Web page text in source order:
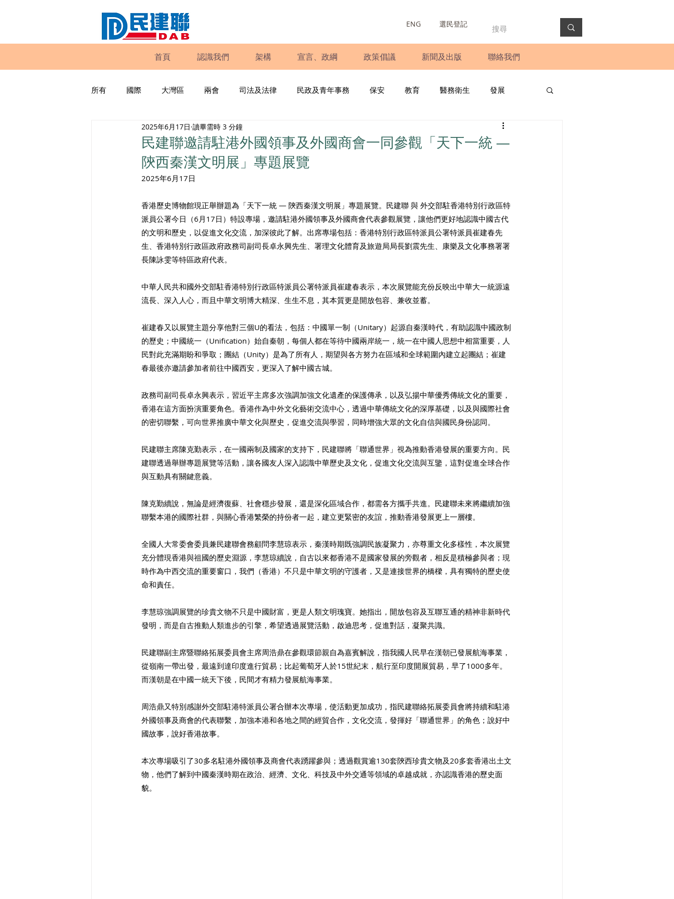
ENG 選民登記
首頁 認識我們 架構 宣言、政綱 政策倡議 新聞及出版 聯絡我們
所有 國際 大灣區 兩會 司法及法律 民政及青年事務 保安 教育 醫務衛生 發展
工商專業 家庭 圓桌會議
民建聯報告及建議書 調查 新冠肺炎
議會監察 區議會
民建聯邀請駐港外國領事及外國商會一同參觀「天下一統 —
陝西秦漢文明展」專題展覽
2025年6月17日 讀畢需時 3 分鐘
2025年6月17日
香港歷史博物館現正舉辦題為「天下一統 — 陝西秦漢文明展」專題展覽。民建聯 與 外交部駐香港特別行政區特
派員公署今日（6月17日）特設專場，邀請駐港外國領事及外國商會代表參觀展覽，讓他們更好地認識中國古代
的文明和歷史，以促進文化交流，加深彼此了解。出席專場包括：香港特別行政區特派員公署特派員崔建春先
生、香港特別行政區政府政務司副司長卓永興先生、署理文化體育及旅遊局局長劉震先生、康樂及文化事務署署
長陳詠雯等特區政府代表。
中華人民共和國外交部駐香港特別行政區特派員公署特派員崔建春表示，本次展覽能充份反映出中華大一統源遠
流長、深入人心，而且中華文明博大精深、生生不息，其本質更是開放包容、兼收並蓄。
崔建春又以展覽主題分享他對三個U的看法，包括：中國單一制（Unitary）起源自秦漢時代，有助認識中國政制
的歷史；中國統一（Unification）始自秦朝，每個人都在等待中國兩岸統一，統一在中國人思想中相當重要，人
民對此充滿期盼和爭取；團結（Unity）是為了所有人，期望與各方努力在區域和全球範圍內建立起團結；崔建
春最後亦邀請參加者前往中國西安，更深入了解中國古城。
政務司副司長卓永興表示，習近平主席多次強調加強文化遺產的保護傳承，以及弘揚中華優秀傳統文化的重要，
香港在這方面扮演重要角色。香港作為中外文化藝術交流中心，透過中華傳統文化的深厚基礎，以及與國際社會
的密切聯繫，可向世界推廣中華文化與歷史，促進交流與學習，同時增強大眾的文化自信與國民身份認同。
民建聯主席陳克勤表示，在一國兩制及國家的支持下，民建聯將「聯通世界」視為推動香港發展的重要方向。民
建聯透過舉辦專題展覽等活動，讓各國友人深入認識中華歷史及文化，促進文化交流與互鑒，這對促進全球合作
與互動具有關鍵意義。
陳克勤續說，無論是經濟復蘇、社會穩步發展，還是深化區域合作，都需各方攜手共進。民建聯未來將繼續加強
聯繫本港的國際社群，與關心香港繁榮的持份者一起，建立更緊密的友誼，推動香港發展更上一層樓。
全國人大常委會委員兼民建聯會務顧問李慧琼表示，秦漢時期既強調民族凝聚力，亦尊重文化多樣性，本次展覽
充分體現香港與祖國的歷史淵源，李慧琼續說，自古以來都香港不是國家發展的旁觀者，相反是積極參與者；現
時作為中西交流的重要窗口，我們（香港）不只是中華文明的守護者，又是連接世界的橋樑，具有獨特的歷史使
命和責任。
李慧琼強調展覽的珍貴文物不只是中國財富，更是人類文明瑰寶。她指出，開放包容及互聯互通的精神非新時代
發明，而是自古推動人類進步的引擎，希望透過展覽活動，啟迪思考，促進對話，凝聚共識。
民建聯副主席暨聯絡拓展委員會主席周浩鼎在參觀環節親自為嘉賓解說，指我國人民早在漢朝已發展航海事業，
從嶺南一帶出發，最遠到達印度進行貿易；比起葡萄牙人於15世紀末，航行至印度開展貿易，早了1000多年。
而漢朝是在中國一統天下後，民間才有精力發展航海事業。
周浩鼎又特別感謝外交部駐港特派員公署合辦本次專場，使活動更加成功，指民建聯絡拓展委員會將持續和駐港
外國領事及商會的代表聯繫，加強本港和各地之間的經貿合作，文化交流，發揮好「聯通世界」的角色；說好中
國故事，說好香港故事。
本次專場吸引了30多名駐港外國領事及商會代表踴躍參與；透過觀賞逾130套陝西珍貴文物及20多套香港出土文
物，他們了解到中國秦漢時期在政治、經濟、文化、科技及中外交通等領域的卓越成就，亦認識香港的歷史面
貌。